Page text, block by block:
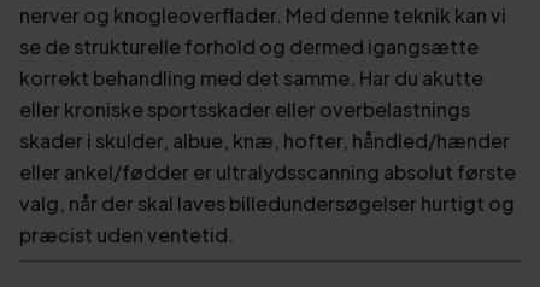
nerver og knogleoverflader. Med denne teknik kan vi
se de strukturelle forhold og dermed igangsætte
korrekt behandling med det samme. Har du akutte
eller kroniske sportsskader eller overbelastnings
skader i skulder, albue, knæ, hofter, håndled/hænder
eller ankel/fødder er ultralydsscanning absolut første
valg, når der skal laves billedundersøgelser hurtigt og
præcist uden ventetid.